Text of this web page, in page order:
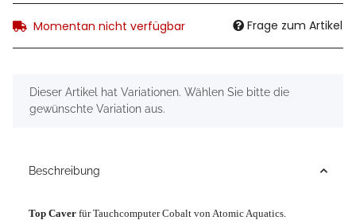
Momentan nicht verfügbar Frage zum Artikel
xDieser Artikel hat Variationen. Wählen Sie bitte die
gewünschte Variation aus.
Beschreibung
Top Caver für Tauchcomputer Cobalt von Atomic Aquatics.